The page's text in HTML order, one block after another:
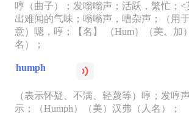
哼（曲子）；发嗡嗡声；活跃，繁忙；<
出难闻的气味；嗡嗡声，嘈杂声；（用
意）嗯，哼；【名】 （Hum）（美、加
名）；
humph
（表示怀疑、不满、轻蔑等）哼；发哼
示；（Humph）（美）汉弗（人名）；